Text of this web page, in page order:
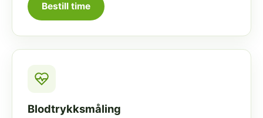
Bestill time
Blodtrykksmåling